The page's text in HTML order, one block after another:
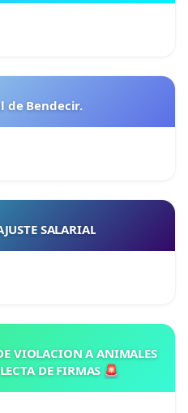
de Bendecir.
SALARIAL
VIOLACION A ANIMALES
DE FIRMAS 🚨